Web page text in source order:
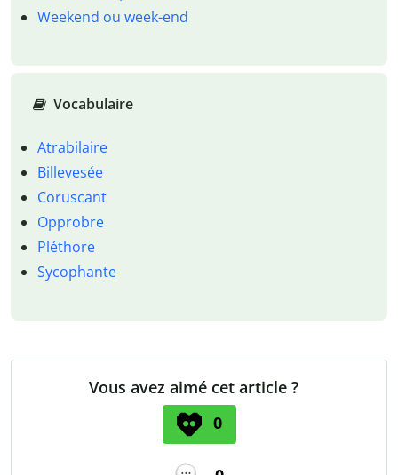
Weekend ou week-end
Vocabulaire
Atrabilaire
Billevesée
Coruscant
Opprobre
Pléthore
Sycophante
Vous avez aimé cet article ?
0